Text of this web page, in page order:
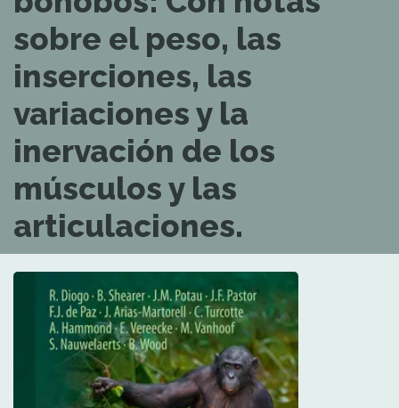
sobre el peso, las
inserciones, las
variaciones y la
inervación de los
músculos y las
articulaciones.